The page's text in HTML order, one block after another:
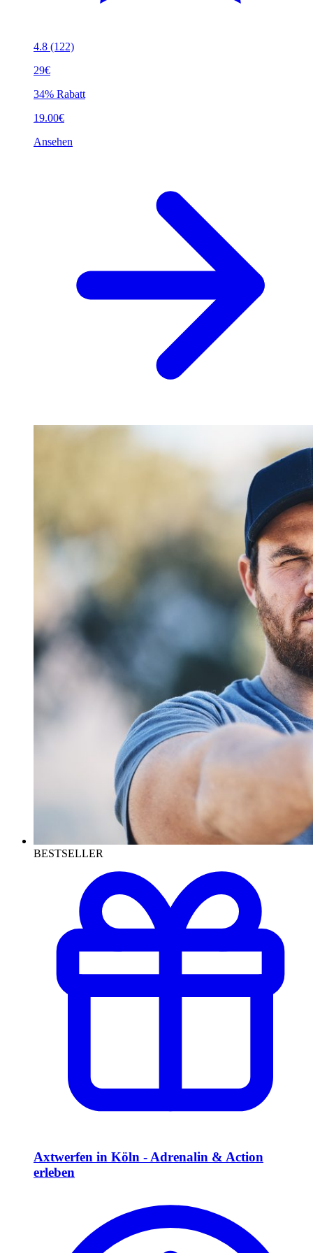
4.8 (122)
29€
34% Rabatt
19.00€
Ansehen
BESTSELLER
Axtwerfen in Köln - Adrenalin & Action
erleben